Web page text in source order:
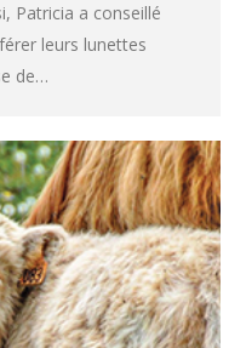
Patricia a conseillé
leurs lunettes
de…